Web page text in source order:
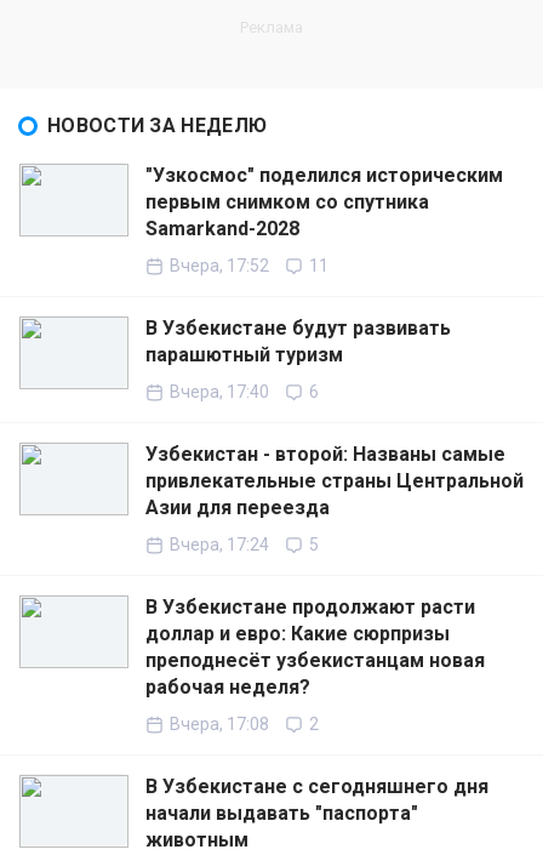
НОВОСТИ ЗА НЕДЕЛЮ
"Узкосмос" поделился историческим
первым снимком со спутника
Samarkand-2028
Вчера, 17:52 11
В Узбекистане будут развивать
парашютный туризм
Вчера, 17:40 6
Узбекистан - второй: Названы самые
привлекательные страны Центральной
Азии для переезда
Вчера, 17:24 5
В Узбекистане продолжают расти
доллар и евро: Какие сюрпризы
преподнесёт узбекистанцам новая
рабочая неделя?
Вчера, 17:08 2
В Узбекистане с сегодняшнего дня
начали выдавать "паспорта"
животным